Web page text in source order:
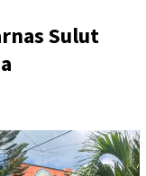
Sulut